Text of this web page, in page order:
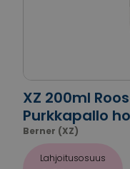
XZ 200ml
Purkkapallo
Berner (XZ)
Lahjoitusosuus